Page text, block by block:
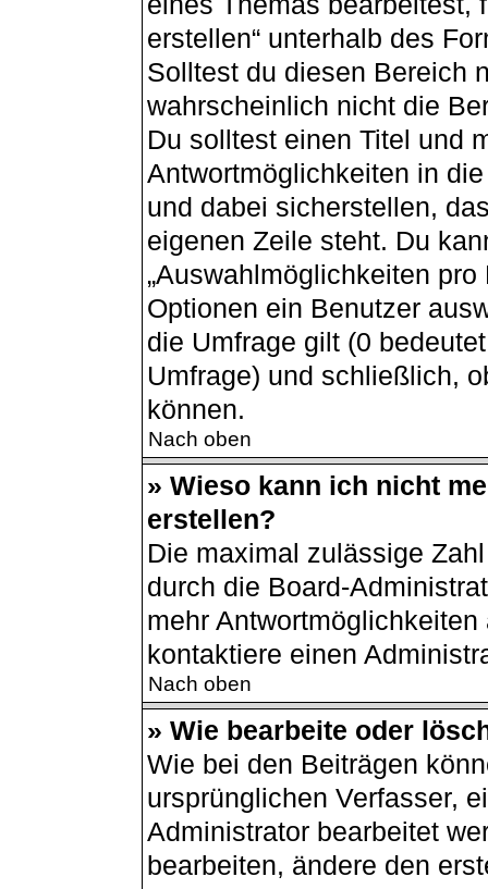
erstellen“ unterhalb des
Solltest du diesen Bereich
wahrscheinlich nicht die
Du solltest einen Titel und
Antwortmöglichkeiten in
und dabei sicherstellen,
eigenen Zeile steht. Du
„Auswahlmöglichkeiten
Optionen ein Benutzer
die Umfrage gilt (0
Umfrage) und schließlich,
können.
Nach oben
» Wieso kann ich nicht
erstellen?
Die maximal zulässige
durch die Board-
mehr
kontaktiere einen
Nach oben
» Wie bearbeite oder
Wie bei den Beiträgen
ursprünglichen Verfasser,
Administrator bearbeitet
bearbeiten, ändere den